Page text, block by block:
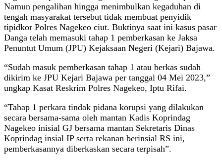
Namun pengalihan hingga menimbulkan kegaduhan di
tengah masyarakat tersebut tidak membuat penyidik
tipidkor Polres Nagekeo ciut. Buktinya saat ini kasus pasar
Danga telah memasuki tahap 1 pemberkasan ke Jaksa
Penuntut Umum (JPU) Kejaksaan Negeri (Kejari) Bajawa.
“Sudah masuk pemberkasan tahap 1 atau berkas sudah
dikirim ke JPU Kejari Bajawa per tanggal 04 Mei 2023,”
ungkap Kasat Reskrim Polres Nagekeo, Iptu Rifai.
“Tahap 1 perkara tindak pidana korupsi yang dilakukan
secara bersama-sama oleh mantan Kadis Koprindag
Nagekeo inisial GJ bersama mantan Sekretaris Dinas
Koprindag insial IP serta rekanan berinsial RS ini,
pemberkasannya diberkaskan secara terpisah”.